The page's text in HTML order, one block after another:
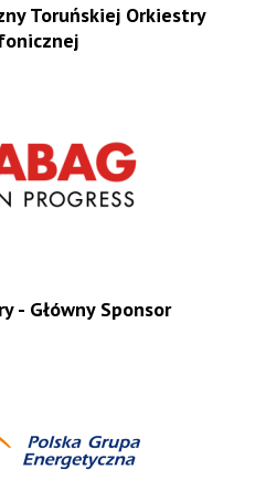
Toruńskiej Orkiestry
- Główny Sponsor